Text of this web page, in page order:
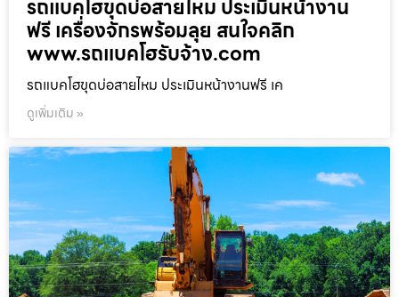
รถแบคโฮขุดบ่อสายไหม ประเมินหน้างาน
ฟรี เครื่องจักรพร้อมลุย สนใจคลิก
www.รถแบคโฮรับจ้าง.com
รถแบคโฮขุดบ่อสายไหม ประเมินหน้างานฟรี เค
ดูเพิ่มเติม »